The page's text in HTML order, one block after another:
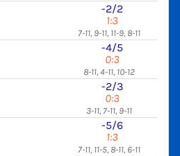
-2/2
1:3
7-11, 9-11, 11-9, 8-11
-4/5
0:3
8-11, 4-11, 10-12
-2/3
0:3
3-11, 7-11, 9-11
-5/6
1:3
7-11, 11-5, 8-11, 6-11